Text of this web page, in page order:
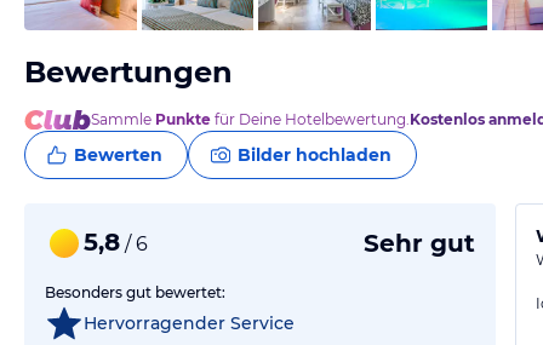
Bewertungen
Sammle Punkte für Deine Hotelbewertung.Kostenlos
Bewerten Bilder hochladen
5,8 / 6 Sehr gut
Besonders gut bewertet:
Hervorragender Service